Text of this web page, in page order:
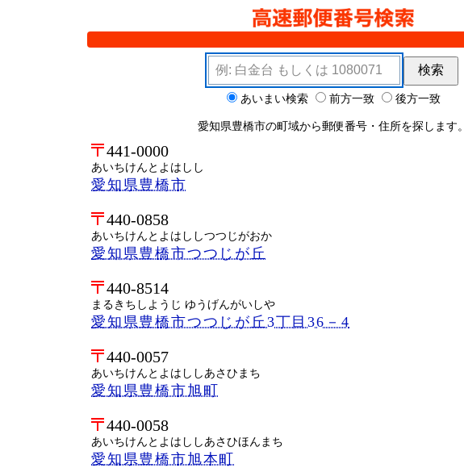
検索キーワード
検索
あいまい検索 前方一致 後方一致
愛知県豊橋市の町域から郵便番号・住所を探します。
441-0000
あいちけんとよはしし
愛知県豊橋市
440-0858
あいちけんとよはししつつじがおか
愛知県豊橋市つつじが丘
440-8514
まるきちしようじ ゆうげんがいしや
愛知県豊橋市つつじが丘3丁目36－4
440-0057
あいちけんとよはししあさひまち
愛知県豊橋市旭町
440-0058
あいちけんとよはししあさひほんまち
愛知県豊橋市旭本町